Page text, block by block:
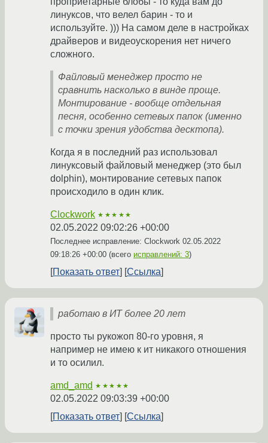
линуксов, что велел барин - то и
используйте. ))) На самом деле в настройках
драйверов и видеоускорения нет ничего
сложного.
Файловый менеджер просто не
сравнить насколько в винде проще.
Монтирование - вообще отдельная
песня, особенно сетевых папок (именно
с точки зрения удобства десктопа).
Когда я в последний раз использовал
линуксовый файловый менеджер (это был
dolphin), монтирование сетевых папок
происходило в один клик.
Clockwork ★★★★★
02.05.2022 09:02:26 +00:00
Последнее исправление: Clockwork 02.05.2022
09:18:26 +00:00 (всего исправлений: 3)
Показать ответ Ссылка
работаю в ИТ более 20 лет
просто ты рукожоп 80-го уровня, я
например не имею к ит никакого отношения
и то осилил.
amd_amd ★★★★★
02.05.2022 09:03:39 +00:00
Показать ответ
Ссылка